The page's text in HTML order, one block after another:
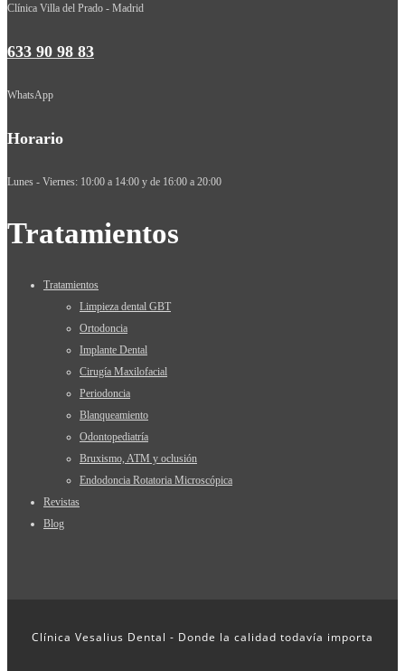
Clínica Villa del Prado - Madrid
633 90 98 83
WhatsApp
Horario
Lunes - Viernes: 10:00 a 14:00 y de 16:00 a 20:00
Tratamientos
Tratamientos
Limpieza dental GBT
Ortodoncia
Implante Dental
Cirugía Maxilofacial
Periodoncia
Blanqueamiento
Odontopediatría
Bruxismo, ATM y oclusión
Endodoncia Rotatoria Microscópica
Revistas
Blog
Clínica Vesalius Dental - Donde la calidad todavía importa